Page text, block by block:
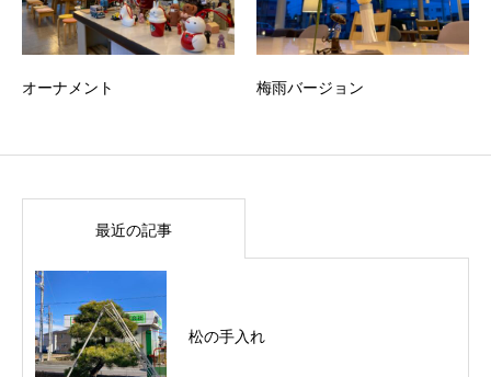
オーナメント 梅雨バージョン
最近の記事
松の手入れ